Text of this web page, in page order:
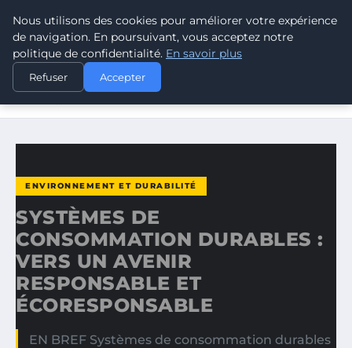
CLIMATE RESPONSE BLOG
ACCUEIL
ENVIRONNEMENT ET DURABILITÉ
SYSTÈMES DE CONSOMMATION DURABLES : VERS UN
ENVIRONNEMENT ET DURABILITÉ
SYSTÈMES DE
CONSOMMATION DURABLES :
VERS UN AVENIR
RESPONSABLE ET
ÉCORESPONSABLE
EN BREF Systèmes de consommation durables
Nous utilisons des cookies pour améliorer votre expérience
de navigation. En poursuivant, vous acceptez notre
politique de confidentialité. En savoir plus
Refuser Accepter